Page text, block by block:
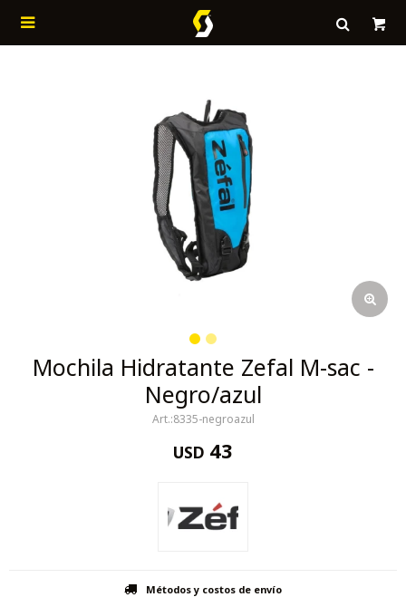

Mochila Hidratante Zefal M-sac -
Negro/azul
8335-negroazul
USD 43
Métodos y costos de envío